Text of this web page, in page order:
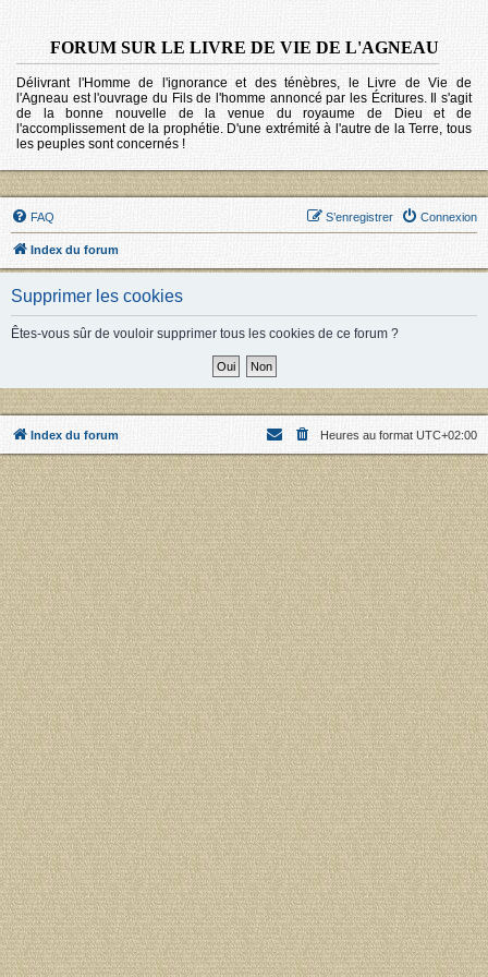
FORUM SUR LE LIVRE DE VIE DE L'AGNEAU
Délivrant l'Homme de l'ignorance et des ténèbres, le Livre de Vie de
l'Agneau est l'ouvrage du Fils de l'homme annoncé par les Écritures. Il s'agit
de la bonne nouvelle de la venue du royaume de Dieu et de
l'accomplissement de la prophétie. D'une extrémité à l'autre de la Terre, tous
les peuples sont concernés !
FAQ Connexion
S’enregistrer
Index du forum
Supprimer les cookies
Êtes-vous sûr de vouloir supprimer tous les cookies de ce forum ?
Index du forum Heures au format UTC+02:00